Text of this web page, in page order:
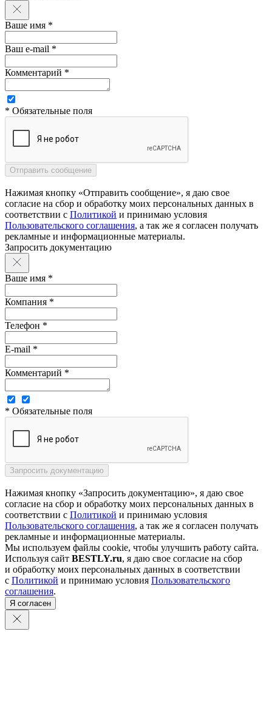
Ваше имя *
Ваш e-mail *
Комментарий *
* Обязательные поля
Нажимая кнопку «Отправить сообщение», я даю свое
согласие на сбор и обработку моих персональных данных в
соответствии с Политикой и принимаю условия
Пользовательского соглашения, а так же я согласен получать
рекламные и информационные материалы.
Запросить документацию
Ваше имя *
Компания *
Телефон *
E-mail *
Комментарий *
* Обязательные поля
Нажимая кнопку «Запросить документацию», я даю свое
согласие на сбор и обработку моих персональных данных в
соответствии с Политикой и принимаю условия
Пользовательского соглашения, а так же я согласен получать
рекламные и информационные материалы.
Мы используем файлы cookie, чтобы улучшить работу сайта.
Используя сайт BESTLY.ru, я даю свое согласие на сбор
и обработку моих персональных данных в соответствии
с Политикой и принимаю условия Пользовательского
соглашения.
Я согласен